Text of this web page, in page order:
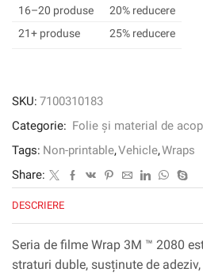
Storm
Grey,
45,72
60
în
50
yd
16–20 produse
20% reducere
21+ produse
25% reducere
SKU: 7100310183
Categorie: Folie și material de
Tags: Non-printable,Vehicle,Wraps
Share:
DESCRIERE
Seria de filme Wrap 3M ™ 2080
straturi duble, susținute de